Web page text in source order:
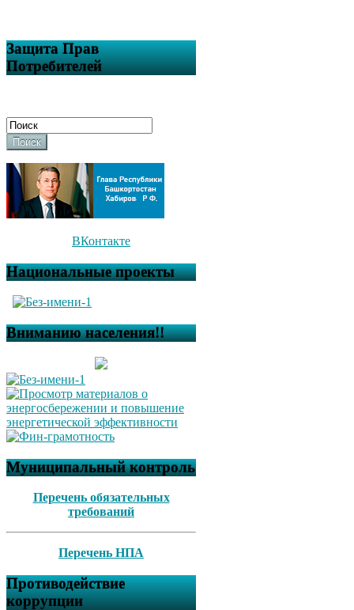
Защита Прав
Потребителей
Поиск
ВКонтакте
Национальные проекты
Вниманию населения!!
Муниципальный контроль
Перечень обязательных
требований
Перечень НПА
Противодействие
коррупции